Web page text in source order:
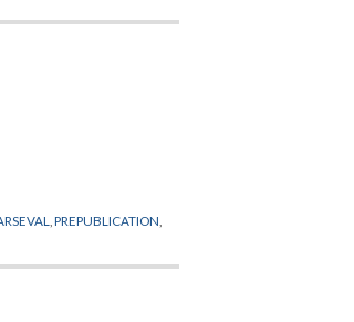
,PREPUBLICATION